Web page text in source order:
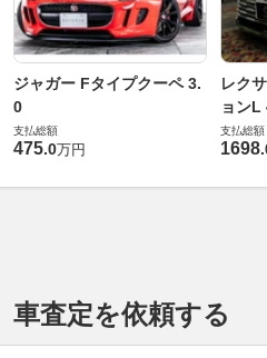
ジャガー Fタイプクーペ 3.
0
支払総額
475.0万円
レク
ョンL
支払総額
1698.
車査定を依頼する